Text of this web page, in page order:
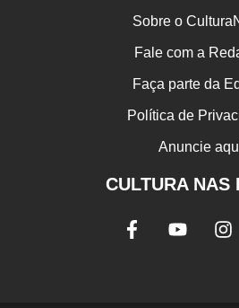
Sobre o
Fale com a
Faça parte da
Política de
Anuncie
CULTURA NAS